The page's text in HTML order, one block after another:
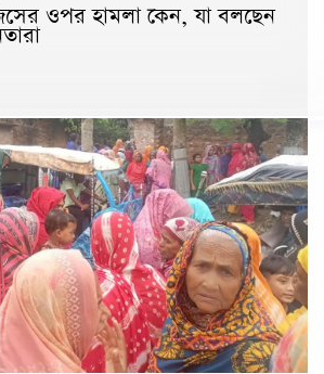
ওপর হামলা কেন, যা বলছেন